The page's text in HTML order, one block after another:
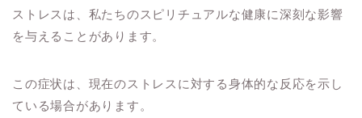
ストレスは、私たちのスピリチュアルな健康に深刻な影響
を与えることがあります。
この症状は、現在のストレスに対する身体的な反応を示し
ている場合があります。